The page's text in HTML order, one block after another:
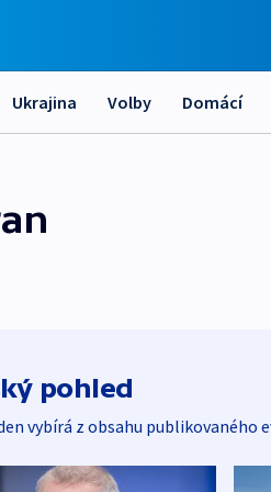
Ukrajina Volby Domácí
pohled
vybírá z obsahu